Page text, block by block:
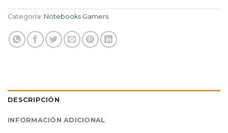
Categoría: Notebooks Gamers
DESCRIPCIÓN
INFORMACIÓN ADICIONAL